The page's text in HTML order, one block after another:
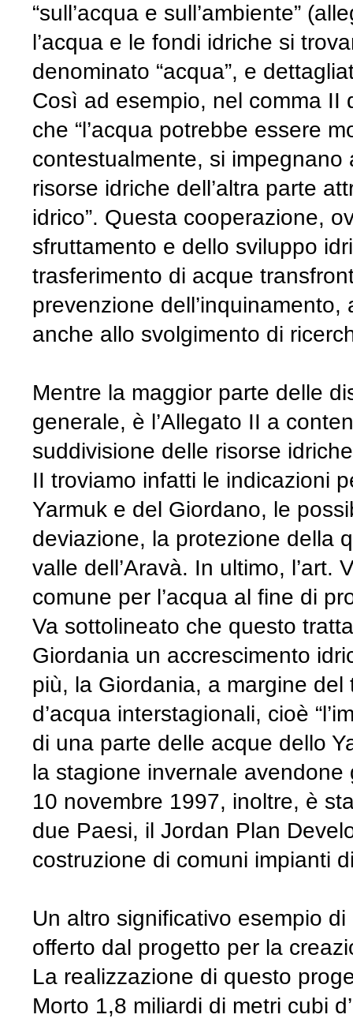
“sull’acqua e sull’ambiente”
l’acqua e le fondi idriche si
denominato “acqua”, e
Così ad esempio, nel comma II
che “l’acqua potrebbe essere
contestualmente, si impegnano
risorse idriche dell’altra parte
idrico”. Questa cooperazione,
sfruttamento e dello sviluppo
trasferimento di acque
prevenzione
anche allo svolgimento di
Mentre la maggior parte delle
generale, è l’Allegato II a
suddivisione delle risorse
II troviamo infatti le indicazioni
Yarmuk e del Giordano, le
deviazione, la protezione della
valle dell’Aravà. In ultimo, l’art.
comune per l’acqua al fine di
Va sottolineato che questo
Giordania un accrescimento
più, la Giordania, a margine
d’acqua interstagionali, cioè
di una parte delle acque dello
la stagione invernale
10 novembre 1997, inoltre, è
due Paesi, il Jordan Plan
costruzione di comuni impianti
Un altro significativo esempio
offerto dal progetto per la
La realizzazione di questo
Morto 1,8 miliardi di metri cubi